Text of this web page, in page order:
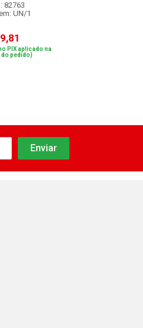
82763
UN/1
PIX aplicado na
pedido)